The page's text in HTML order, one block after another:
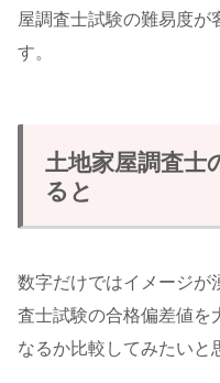
屋調査士試験の難易度が
す。
土地家屋調査士
ると
数字だけではイメージが
査士試験の合格偏差値を
なるか比較してみたいと